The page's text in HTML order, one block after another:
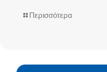
Περισσότερα